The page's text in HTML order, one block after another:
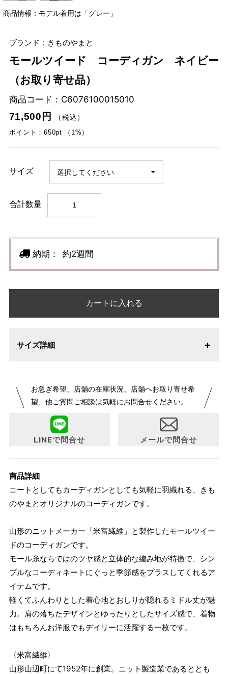
商品情報：モデル着用は「グレー」
ブランド：きものやまと
モールツイード コーディガン ネイビー
（お取り寄せ品）
商品コード： C6076100015010
71,500円
（税込）
ポイント：650pt （1%）
サイズ
合計数量
納期： 約2週間
カートに入れる
サイズ詳細
お急ぎ希望、店舗の在庫状況、店舗へお取り寄せ希
望、他ご質問ご相談は気軽にお問合せください。
LINEで問合せ メールで問合せ
商品詳細
コートとしてもカーディガンとしても気軽に羽織れる、きも
のやまとオリジナルのコーディガンです。
山形のニットメーカー「米富繊維」と製作したモールツイー
ドのコーディガンです。
モール糸ならではのツヤ感と立体的な編み地が特徴で、シン
プルなコーディネートにぐっと季節感をプラスしてくれるア
イテムです。
軽くてふんわりとした着心地とおしりが隠れるミドル丈が魅
力。肩の落ちたデザインとゆったりとしたサイズ感で、着物
はもちろんお洋服でもデイリーに活躍する一枚です。
〈米富繊維〉
山形山辺町にて1952年に創業。ニット製造業であるととも